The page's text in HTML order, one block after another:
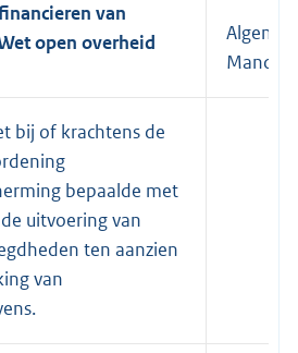
van
open overheid
bij of krachtens de
bepaalde met
uitvoering van
ten aanzien
van